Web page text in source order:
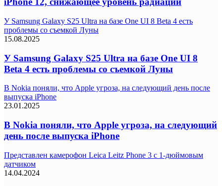
У Samsung Galaxy S25 Ultra на базе One UI 8 Beta 4 есть
проблемы со съемкой Луны
15.08.2025
У Samsung Galaxy S25 Ultra на базе One UI 8
Beta 4 есть проблемы со съемкой Луны
В Nokia поняли, что Apple угроза, на следующий день после
выпуска iPhone
23.01.2025
В Nokia поняли, что Apple угроза, на следующий
день после выпуска iPhone
Представлен камерофон Leica Leitz Phone 3 с 1-дюймовым
датчиком
14.04.2024